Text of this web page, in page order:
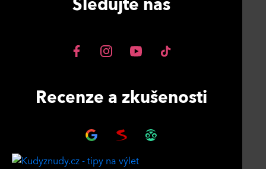
Sledujte nás
Recenze a zkušenosti